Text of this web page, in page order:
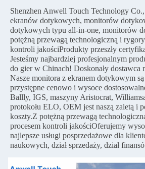
Shenzhen Anwell Touch Technology
ekranów dotykowych, monitorów
dotykowych typu all-in-one, monitorów
potężną przewagą technologiczną i
kontroli jakościProdukty przeszły
Jesteśmy najbardziej profesjonalnym
do gier w Chinach! Doskonały dostawca
Nasze monitora z ekranem dotykowym
przystępne cenowo i wysoce
Ballly, IGS, maszyny Aristocrat,
protokołu ELO, OEM jest naszą zaletą i
koszty.Z potężną przewagą
procesem kontroli jakościOferujemy
najlepsze usługi posprzedażowe dla
naukowych, dział sprzedaży, dział